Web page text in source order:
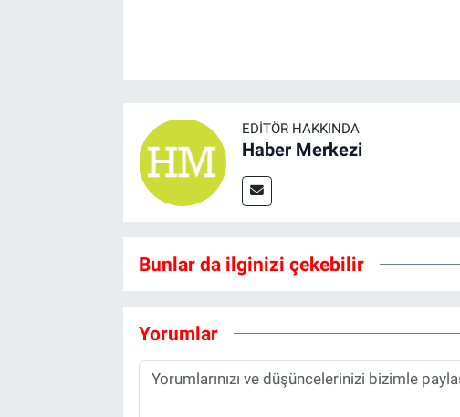
EDITÖR HAKKINDA
Haber Merkezi
Bunlar da ilginizi çekebilir
Yorumlar